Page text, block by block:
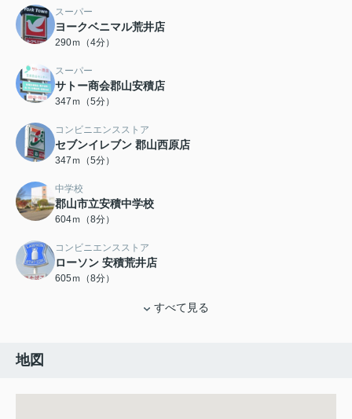
スーパー
ヨークベニマル荒井店
290ｍ（4分）
スーパー
サトー商会郡山安積店
347ｍ（5分）
コンビニエンスストア
セブンイレブン 郡山西原店
347ｍ（5分）
中学校
郡山市立安積中学校
604ｍ（8分）
コンビニエンスストア
ローソン 安積荒井店
605ｍ（8分）
すべて見る
地図